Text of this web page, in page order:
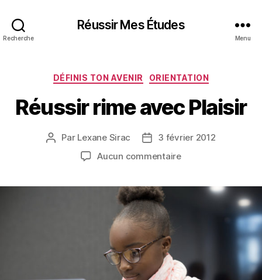
Recherche
Réussir Mes Études
Menu
Catégories
DÉFINIS TON AVENIR ORIENTATION
Réussir rime avec Plaisir
Auteur
Par Lexane Sirac
Date3 février 2012
Aucun commentairesur